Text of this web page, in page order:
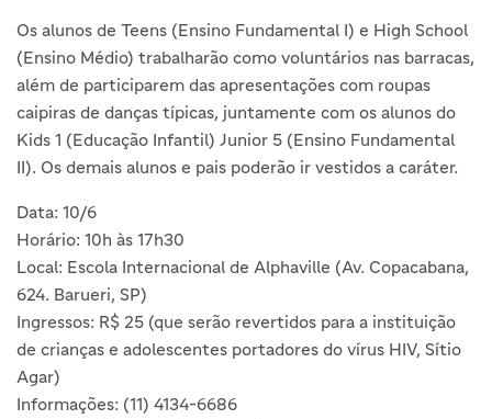
Os alunos de Teens (Ensino Fundamental I) e High School
(Ensino Médio) trabalharão como voluntários nas barracas,
além de participarem das apresentações com roupas
caipiras de danças típicas, juntamente com os alunos do
Kids 1 (Educação Infantil) Junior 5 (Ensino Fundamental
II). Os demais alunos e pais poderão ir vestidos a caráter.
Data: 10/6
Horário: 10h às 17h30
Local: Escola Internacional de Alphaville (Av. Copacabana,
624. Barueri, SP)
Ingressos: R$ 25 (que serão revertidos para a instituição
de crianças e adolescentes portadores do vírus HIV, Sítio
Agar)
Informações: (11) 4134-6686